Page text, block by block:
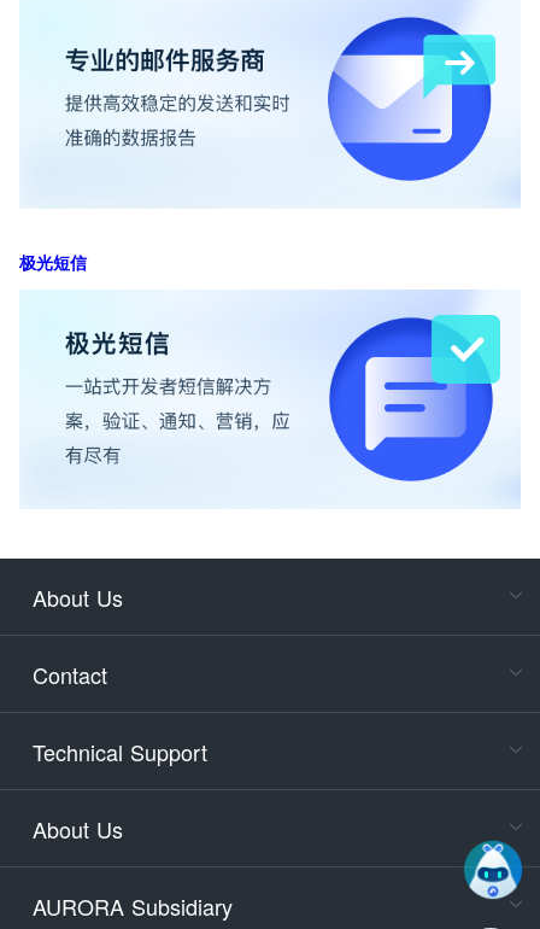
极光短信
About Us
Contact
Technical Support
About Us
AURORA Subsidiary
days)
9:30-